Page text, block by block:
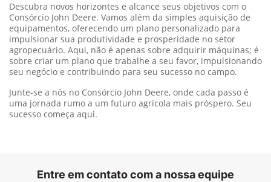
Descubra novos horizontes e alcance seus objetivos com o
Consórcio John Deere. Vamos além da simples aquisição de
equipamentos, oferecendo um plano personalizado para
impulsionar sua produtividade e prosperidade no setor
agropecuário. Aqui, não é apenas sobre adquirir máquinas; é
sobre criar um plano que trabalhe a seu favor, impulsionando
seu negócio e contribuindo para seu sucesso no campo.
Junte-se a nós no Consórcio John Deere, onde cada passo é
uma jornada rumo a um futuro agrícola mais próspero. Seu
sucesso começa aqui.
Entre em contato com a nossa equipe